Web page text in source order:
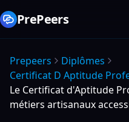
PrePeers
Prepeers
Diplômes
Certificat D Aptitude
Le Certificat d'Aptitude
métiers artisanaux